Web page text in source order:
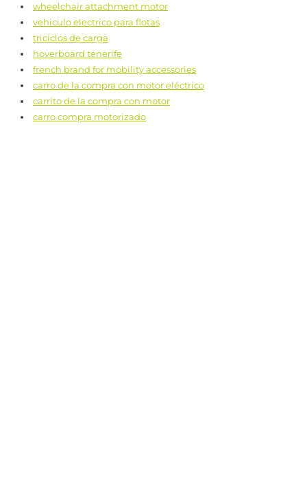
wheelchair attachment motor
vehiculo electrico para flotas
triciclos de carga
hoverboard tenerife
french brand for mobility accessories
carro de la compra con motor eléctrico
carrito de la compra con motor
carro compra motorizado